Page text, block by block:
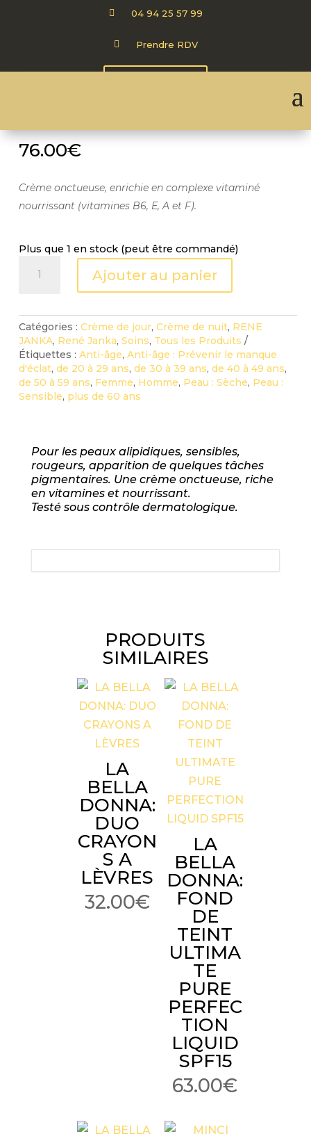
 04 94 25 57 99
 Prendre RDV
76.00€
Crème onctueuse, enrichie en complexe vitaminé
nourrissant (vitamines B6, E, A et F).
Plus que 1 en stock (peut être commandé)
:
RENÉ
JANKA
Ajouter au panier
Catégories : Crème de jour, Crème de nuit, RENE
JANKA, René Janka, Soins, Tous les Produits
Étiquettes : Anti-âge, Anti-âge : Prévenir le manque
d'éclat, de 20 à 29 ans, de 30 à 39 ans, de 40 à 49 ans,
de 50 à 59 ans, Femme, Homme, Peau : Sèche, Peau :
Sensible, plus de 60 ans
Pour les peaux alipidiques, sensibles,
rougeurs, apparition de quelques tâches
pigmentaires. Une crème onctueuse, riche
en vitamines et nourrissant.
Testé sous contrôle dermatologique.
PRODUITS
SIMILAIRES
LA
BELLA
DONNA:
DUO
CRAYON
S A
LÈVRES
32.00€
LA
BELLA
DONNA:
FOND
DE
TEINT
ULTIMA
TE
PURE
PERFEC
TION
LIQUID
SPF15
63.00€